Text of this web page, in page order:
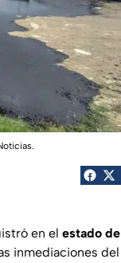
en el estado de
inmediaciones del